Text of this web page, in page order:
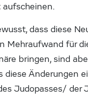
dass diese
Mehraufwand für
bringen, sind
diese Änderungen
Judopasses/ der